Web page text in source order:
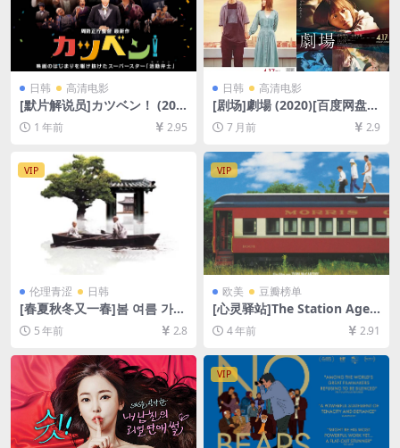
日韩 高清电影
[默片解说员]カツベン！ (201
9)[百度网盘+夸克网盘1080P
超清未删减资源][网盘在线播
幕]
1 年前 2.95
日韩 高清电影
[剧场]劇場 (2020)[百度网盘
+夸克网盘1080P超清未删减
资源][网盘在线播放/下载][MP
7 月前 2.9
VIP
伦理青涩 日韩
[春夏秋冬又一春]봄 여름 가을
겨울 그리고 봄 (2003)[百度网
盘+迅雷云盘资源1080P超清
未删减][MP4/6.4GB][韩语中
字]
5 年前 2.8
VIP
欧美 豆瓣榜单
[心灵驿站]The Station Agen
t (2003)[百度网盘+迅雷云盘
资源1080P超清未删减][MP4/
5GB][中文字幕]
4 年前 2.91
VIP